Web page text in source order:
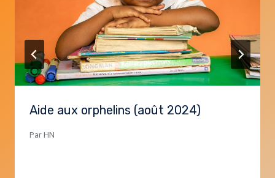
Aide aux orphelins (août 2024)
Par HN